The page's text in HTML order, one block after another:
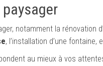
notamment la rénovation
, l’installation d’une fontaine,
au mieux à vos